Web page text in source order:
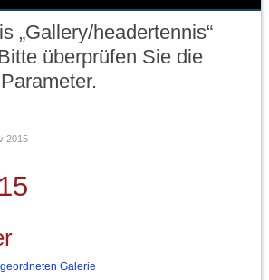
„Gallery/headertennis“
überprüfen Sie die
2015
Galerie